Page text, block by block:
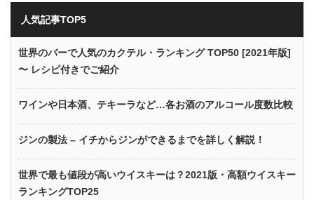
人気記事TOP5
世界のバーで人気のカクテル・ランキング TOP50 [2021年版]
〜 レシピ付きでご紹介
ワインや日本酒、テキーラなど…各お酒のアルコール度数比較
ジンの製法 – イチからジンができるまでを詳しく解説！
世界で最も値段が高いウイスキーは？2021版・高額ウイスキー
ランキングTOP25